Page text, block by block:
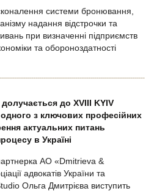
системи бронювання,
надання відстрочки та
при визначенні підприємств
та обороноздатності
до XVIII KYIV
з ключових професійних
актуальних питань
в Україні
АО «Dmitrieva &
адвокатів України та
Ольга Дмитрієва виступить